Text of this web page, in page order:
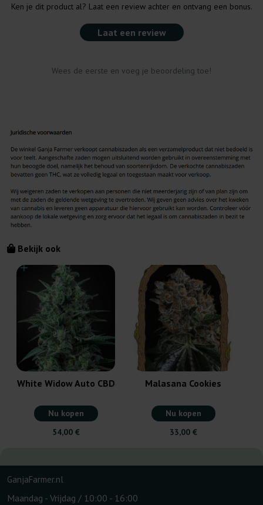
Ken je dit product al? Laat een review achter en ontvang een bonus.
Laat een review
Wees de eerste en voeg je beoordeling toe!
Bekijk ook
White Widow Auto CBD
Nu kopen
54,00 €
Malasana Cookies
Nu kopen
33,00 €
GanjaFarmer.nl
Maandag - Vrijdag / 10:00 - 16:00